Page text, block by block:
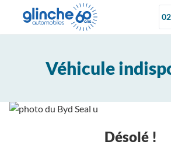
Véhicule
Désolé !